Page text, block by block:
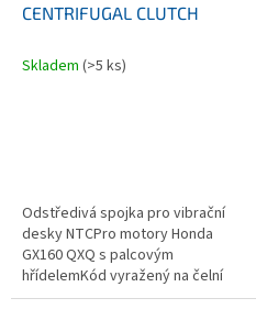
CENTRIFUGAL CLUTCH
Skladem (>5 ks)
Odstředivá spojka pro vibrační
desky NTCPro motory Honda
GX160 QXQ s palcovým
hřídelemKód vyražený na čelní
straně spojky: 090/1136